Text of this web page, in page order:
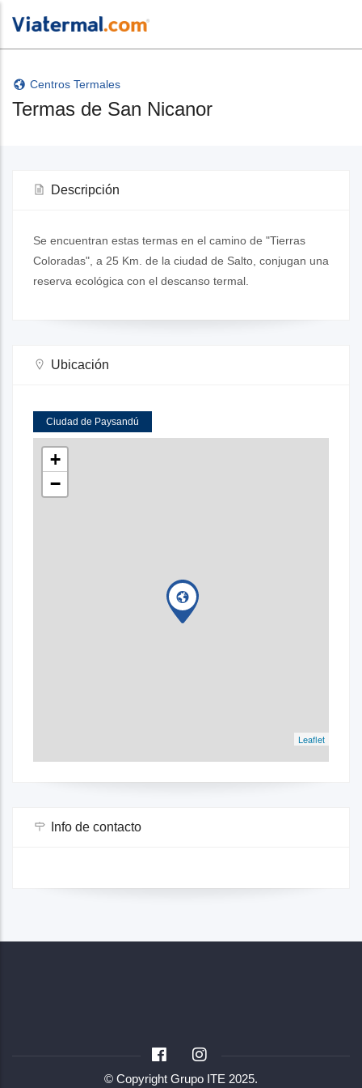
Centros Termales
Termas de San Nicanor
Descripción
Se encuentran estas termas en el camino de "Tierras
Coloradas", a 25 Km. de la ciudad de Salto, conjugan una
reserva ecológica con el descanso termal.
Ubicación
Ciudad de Paysandú
+
−
Leaflet
Info de contacto
© Copyright Grupo ITE 2025.